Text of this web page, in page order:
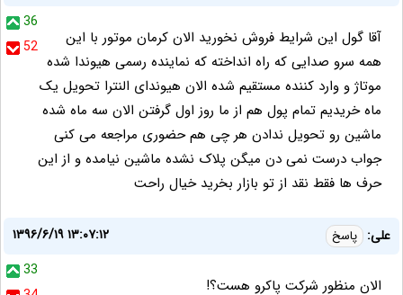
36
52
آقا گول این شرایط فروش نخورید الان کرمان موتور با این
همه سرو صدایی که راه انداخته که نماینده رسمی هیوندا شده
موتاژ و وارد کننده مستقیم شده الان هیوندای النترا تحویل یک
ماه خریدیم تمام پول هم از ما روز اول گرفتن الان سه ماه شده
ماشین رو تحویل ندادن هر چی هم حضوری مراجعه می کنی
جواب درست نمی دن میگن پلاک نشده ماشین نیامده و از این
حرف ها فقط نقد از تو بازار بخرید خیال راحت
علی: پاسخ
۱۳۹۶/۶/۱۹ ۱۳:۰۷:۱۲
33
الان منظور شرکت پاکرو هست؟!